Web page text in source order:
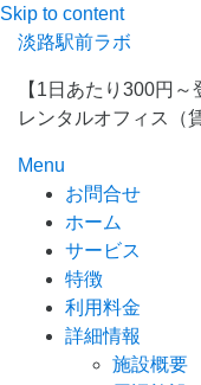
Skip to content
淡路駅前ラボ
【1日あたり300円
レンタルオフィス（
Menu
お問合せ
ホーム
サービス
特徴
利用料金
詳細情報
施設概要